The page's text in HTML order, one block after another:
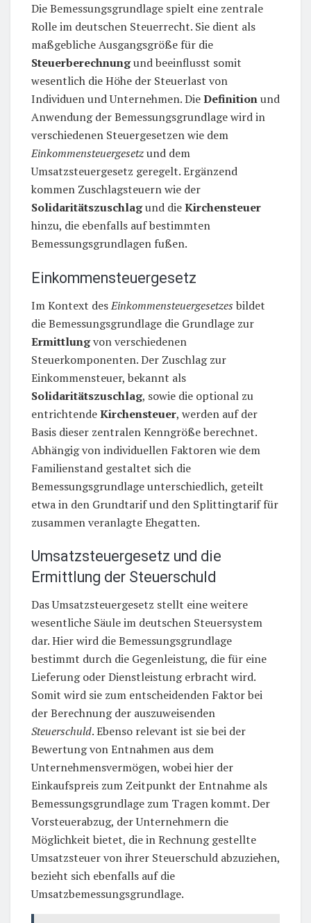
Die Bemessungsgrundlage spielt eine zentrale
Rolle im deutschen Steuerrecht. Sie dient als
maßgebliche Ausgangsgröße für die
Steuerberechnungund beeinflusst somit
wesentlich die Höhe der Steuerlast von
Individuen und Unternehmen. DieDefinitionund
Anwendung der Bemessungsgrundlage wird in
verschiedenen Steuergesetzen wie dem
Einkommensteuergesetzund dem
Umsatzsteuergesetz geregelt. Ergänzend
kommen Zuschlagsteuern wie der
Solidaritätszuschlagund dieKirchensteuer
hinzu, die ebenfalls auf bestimmten
Bemessungsgrundlagen fußen.
Einkommensteuergesetz
Im Kontext desEinkommensteuergesetzes bildet
die Bemessungsgrundlage die Grundlage zur
Ermittlungvon verschiedenen
Steuerkomponenten. Der Zuschlag zur
Einkommensteuer, bekannt als
Solidaritätszuschlag, sowie die optional zu
entrichtendeKirchensteuer, werden auf der
Basis dieser zentralen Kenngröße berechnet.
Abhängig von individuellen Faktoren wie dem
Familienstand gestaltet sich die
Bemessungsgrundlage unterschiedlich, geteilt
etwa in den Grundtarif und den Splittingtarif für
zusammen veranlagte Ehegatten.
Umsatzsteuergesetz und die
Ermittlung der Steuerschuld
Das Umsatzsteuergesetz stellt eine weitere
wesentliche Säule im deutschen Steuersystem
dar. Hier wird die Bemessungsgrundlage
bestimmt durch die Gegenleistung, die für eine
Lieferung oder Dienstleistung erbracht wird.
Somit wird sie zum entscheidenden Faktor bei
der Berechnung der auszuweisenden
Steuerschuld. Ebenso relevant ist sie bei der
Bewertung von Entnahmen aus dem
Unternehmensvermögen, wobei hier der
Einkaufspreis zum Zeitpunkt der Entnahme als
Bemessungsgrundlage zum Tragen kommt. Der
Vorsteuerabzug, der Unternehmern die
Möglichkeit bietet, die in Rechnung gestellte
Umsatzsteuer von ihrer Steuerschuld abzuziehen,
bezieht sich ebenfalls auf die
Umsatzbemessungsgrundlage.